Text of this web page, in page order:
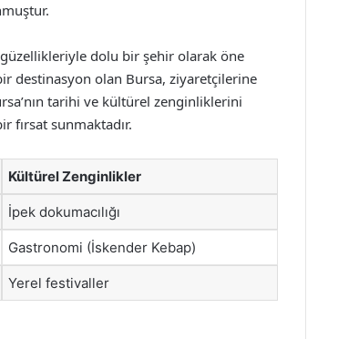
dolu bir şehir olarak öne
destinasyon olan Bursa, ziyaretçilerine
tarihi ve kültürel zenginliklerini
fırsat sunmaktadır.
Kültürel Zenginlikler
İpek dokumacılığı
Gastronomi (İskender Kebap)
Yerel festivaller